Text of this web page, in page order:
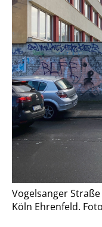
Vogelsanger
Köln Ehrenfeld.